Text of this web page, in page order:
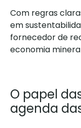
Com regras
em
fornecedor de
economia
O papel
agenda